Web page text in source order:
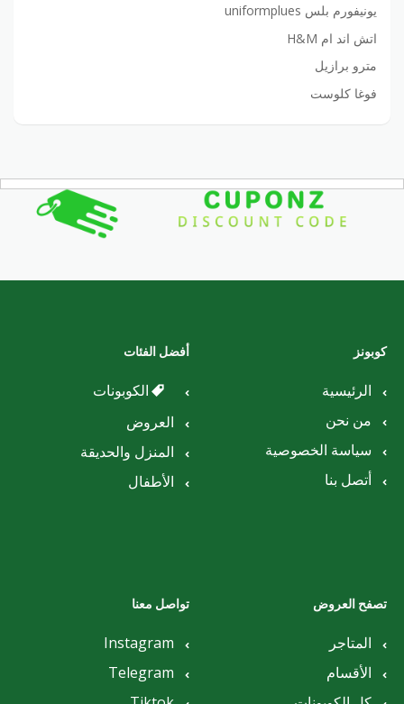
يونيفورم بلس uniformplues
اتش اند ام H&M
مترو برازيل
فوغا كلوست
كوبونز
الرئيسية
من نحن
سياسة الخصوصية
أتصل بنا
أفضل الفئات
الكوبونات
العروض
المنزل والحديقة
الأطفال
تصفح العروض
المتاجر
الأقسام
تواصل معنا
Instagram
Telegram